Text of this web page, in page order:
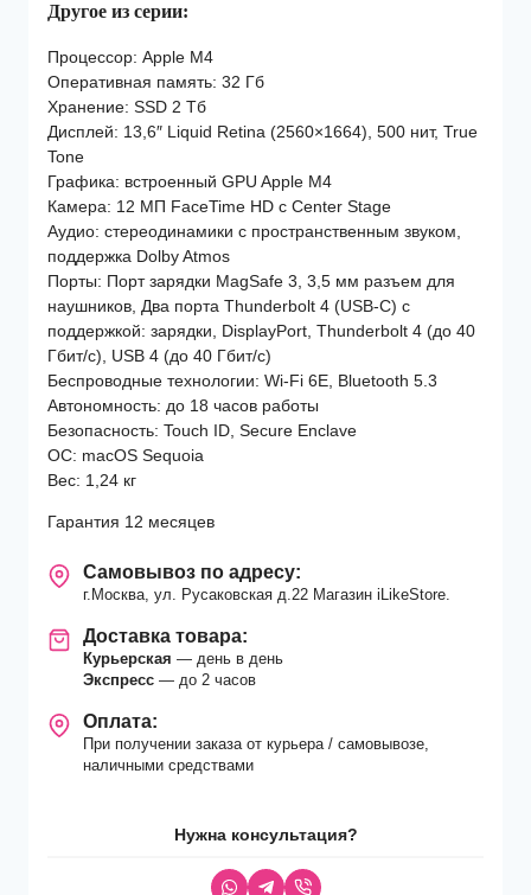
Air
13
M4
10C
CPU,
10C
GPU/32Gb/2Tb
SSD
(Z1H9000WJ)
Sky
Blue
Другое из серии:
Процессор: Apple M4
Оперативная память: 32 Гб
Хранение: SSD 2 Тб
Дисплей: 13,6″ Liquid Retina (2560×1664), 500 нит, True
Tone
Графика: встроенный GPU Apple M4
Камера: 12 МП FaceTime HD с Center Stage
Аудио: стереодинамики с пространственным звуком,
поддержка Dolby Atmos
Порты: Порт зарядки MagSafe 3, 3,5 мм разъем для
наушников, Два порта Thunderbolt 4 (USB-C) с
поддержкой: зарядки, DisplayPort, Thunderbolt 4 (до 40
Гбит/с), USB 4 (до 40 Гбит/с)
Беспроводные технологии: Wi-Fi 6E, Bluetooth 5.3
Автономность: до 18 часов работы
Безопасность: Touch ID, Secure Enclave
ОС: macOS Sequoia
Вес: 1,24 кг
Гарантия 12 месяцев
Самовывоз по адресу:
г.Москва, ул. Русаковская д.22 Магазин iLikeStore.
Доставка товара:
Курьерская — день в день
Экспресс — до 2 часов
Оплата:
При получении заказа от курьера / самовывозе,
наличными средствами
Нужна консультация?